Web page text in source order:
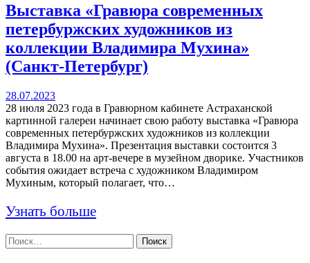
Выставка «Гравюра современных
петербуржских художников из
коллекции Владимира Мухина»
(Санкт-Петербург)
28.07.2023
28 июля 2023 года в Гравюрном кабинете Астраханской
картинной галереи начинает свою работу выставка «Гравюра
современных петербуржских художников из коллекции
Владимира Мухина». Презентация выставки состоится 3
августа в 18.00 на арт-вечере в музейном дворике. Участников
события ожидает встреча с художником Владимиром
Мухиным, который полагает, что…
Узнать больше
Найти: